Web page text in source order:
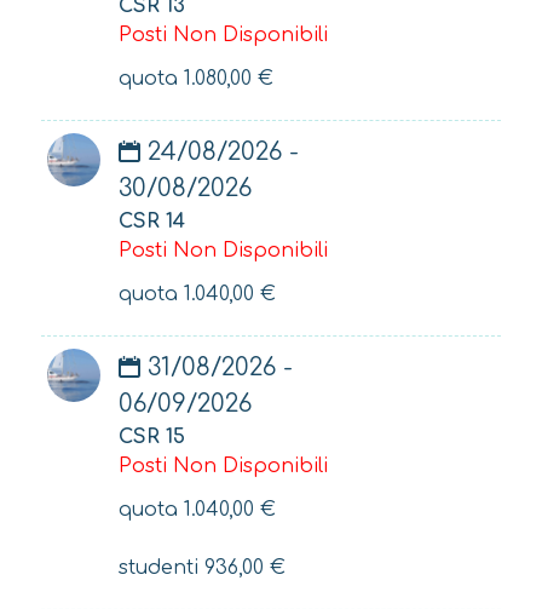
CSR 13
Posti Non Disponibili
quota 1.080,00 €
24/08/2026 -
30/08/2026
CSR 14
Posti Non Disponibili
quota 1.040,00 €
31/08/2026 -
06/09/2026
CSR 15
Posti Non Disponibili
quota 1.040,00 €
studenti 936,00 €